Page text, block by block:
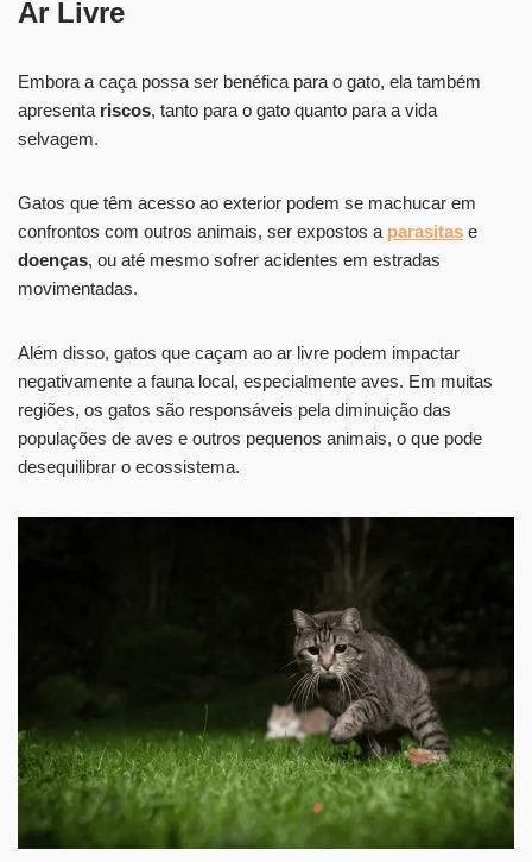
Ar Livre
Embora a caça possa ser benéfica para o gato, ela também
apresenta riscos, tanto para o gato quanto para a vida
selvagem.
Gatos que têm acesso ao exterior podem se machucar em
confrontos com outros animais, ser expostos a parasitas e
doenças, ou até mesmo sofrer acidentes em estradas
movimentadas.
Além disso, gatos que caçam ao ar livre podem impactar
negativamente a fauna local, especialmente aves. Em muitas
regiões, os gatos são responsáveis pela diminuição das
populações de aves e outros pequenos animais, o que pode
desequilibrar o ecossistema.